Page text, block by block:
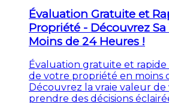
Évaluation Gratuite et
Propriété - Découvrez Sa
Moins de 24 Heures !
Évaluation gratuite et
de votre propriété en moins
Découvrez la vraie valeur
prendre des décisions